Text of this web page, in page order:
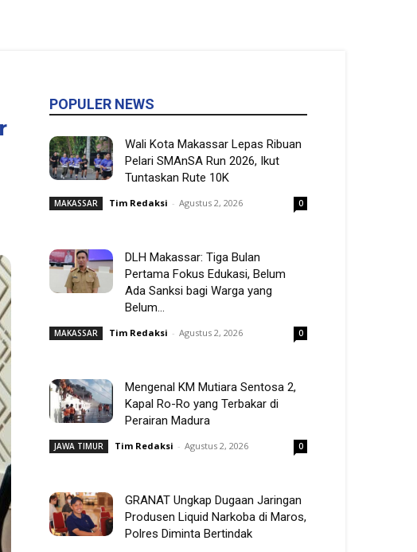
POPULER NEWS
Wali Kota Makassar Lepas Ribuan
Pelari SMAnSA Run 2026, Ikut
Tuntaskan Rute 10K
MAKASSAR Tim Redaksi - Agustus 2, 2026 0
DLH Makassar: Tiga Bulan
Pertama Fokus Edukasi, Belum
Ada Sanksi bagi Warga yang
Belum...
MAKASSAR Tim Redaksi - Agustus 2, 2026 0
Mengenal KM Mutiara Sentosa 2,
Kapal Ro-Ro yang Terbakar di
Perairan Madura
JAWA TIMUR Tim Redaksi - Agustus 2, 2026 0
GRANAT Ungkap Dugaan Jaringan
Produsen Liquid Narkoba di Maros,
Polres Diminta Bertindak